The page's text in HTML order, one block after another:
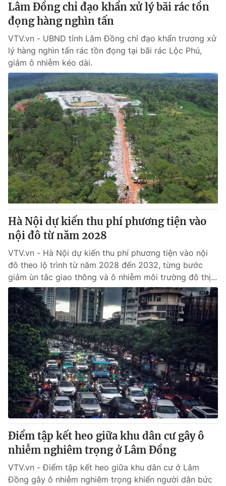
Lâm Đồng chỉ đạo khẩn xử lý bãi rác tồn
đọng hàng nghìn tấn
VTV.vn - UBND tỉnh Lâm Đồng chỉ đạo khẩn trương xử
lý hàng nghìn tấn rác tồn đọng tại bãi rác Lộc Phú,
giảm ô nhiễm kéo dài.
Hà Nội dự kiến thu phí phương tiện vào
nội đô từ năm 2028
VTV.vn - Hà Nội dự kiến thu phí phương tiện vào nội
đô theo lộ trình từ năm 2028 đến 2032, từng bước
giảm ùn tắc giao thông và ô nhiễm môi trường đô thị...
Điểm tập kết heo giữa khu dân cư gây ô
nhiễm nghiêm trọng ở Lâm Đồng
VTV.vn - Điểm tập kết heo giữa khu dân cư ở Lâm
Đồng gây ô nhiễm nghiêm trọng khiến người dân bức